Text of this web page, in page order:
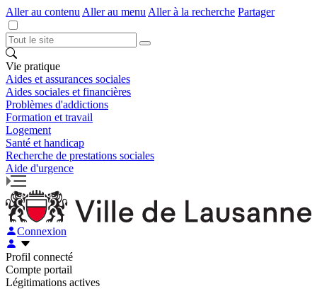
Aller au contenu Aller au menu Aller à la recherche Partager
Vie pratique
Aides et assurances sociales
Aides sociales et financières
Problèmes d'addictions
Formation et travail
Logement
Santé et handicap
Recherche de prestations sociales
Aide d'urgence
Connexion
Profil connecté
Compte portail
Légitimations actives